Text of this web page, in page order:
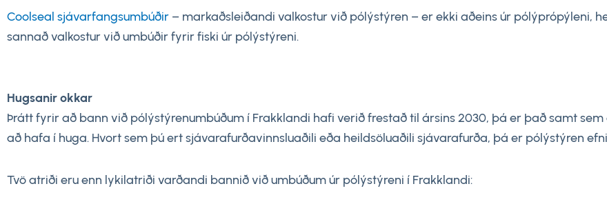
Coolseal sjávarfangsumbúðir – markaðsleiðandi valkostur við pólýstýren – er ekki aðeins úr pólýprópýleni,
sannað valkostur við umbúðir fyrir fiski úr pólýstýreni.
Hugsanir okkar
Þrátt fyrir að bann við pólýstýrenumbúðum í Frakklandi hafi verið frestað til ársins 2030, þá er það samt
að hafa í huga. Hvort sem þú ert sjávarafurðavinnsluaðili eða heildsöluaðili sjávarafurða, þá er pólýstýren
Tvö atriði eru enn lykilatriði varðandi bannið við umbúðum úr pólýstýreni í Frakklandi: